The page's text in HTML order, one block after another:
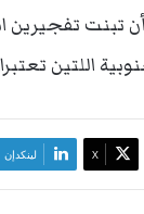
تبنت
اللتين
‫X لينكدإن